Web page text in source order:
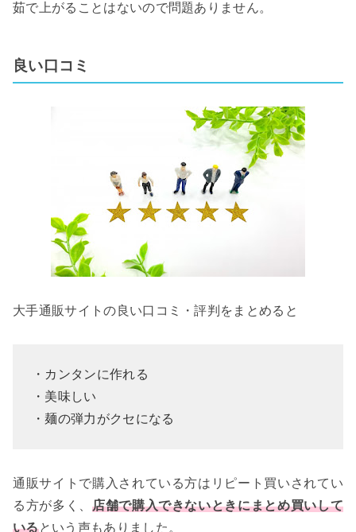
茹で上がることはないので問題ありません。
良い口コミ
大手通販サイトの良い口コミ・評判をまとめると
・カンタンに作れる
・美味しい
・麺の弾力がクセになる
通販サイトで購入されている方はリピート買いされてい
る方が多く、 店舗で購入できないときにまとめ買いして
いるという声もありました。